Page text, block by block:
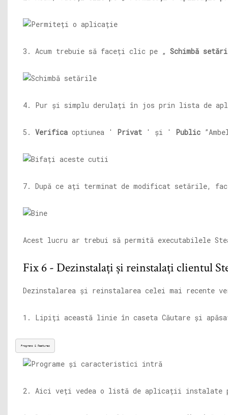
3. Acum trebuie să faceți clic pe „ Schimbă
4. Pur și simplu derulați în jos prin lista de
5. Verifica optiunea ' Privat ' și ' Public
7. După ce ați terminat de modificat setările,
Acest lucru ar trebui să permită executabilele
Fix 6 - Dezinstalați și reinstalați clientul
Dezinstalarea și reinstalarea celei mai recente
1. Lipiți această linie în caseta Căutare și
Programs & Features
2. Aici veți vedea o listă de aplicații instalate